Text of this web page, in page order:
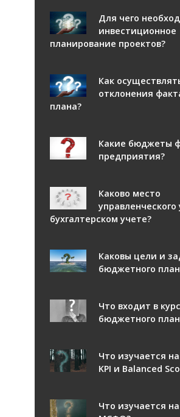
Для чего
инвестиционное
планирование проектов?
Как
отклонения
плана?
Какие бюджеты
предприятия?
Каково место
управленческого
бухгалтерском учете?
Каковы цели и
бюджетного
Что входит в
бюджетного
Что изучается
KPI и Balanced
Что изучается